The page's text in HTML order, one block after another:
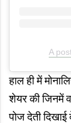
A
हाल ही में
शेयर की जिनमें
पोज देती